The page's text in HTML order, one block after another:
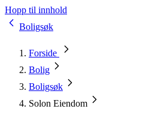
Hopp til innhold
Boligsøk
Forside
Bolig
Boligsøk
Solon Eiendom